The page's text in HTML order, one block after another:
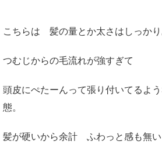
こちらは 髪の量とか太さはしっか
つむじからの毛流れが強すぎて
頭皮にぺたーんって張り付いてるよ
態。
髪が硬いから余計 ふわっと感も無